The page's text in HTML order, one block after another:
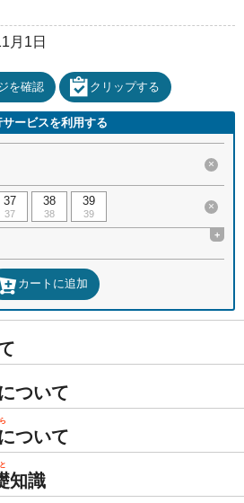
月1日
を確認 クリップする
サービスを利用する
×
37
37
38
38
39
39
×
+
カートに追加
ついて
ついて
知識